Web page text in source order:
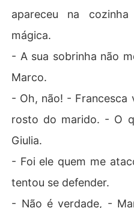
apareceu na
mágica.
- A sua sobrinha não
Marco.
- Oh, não! - Francesca
rosto do marido. - O
Giulia.
- Foi ele quem me
tentou se defender.
- Não é verdade, -